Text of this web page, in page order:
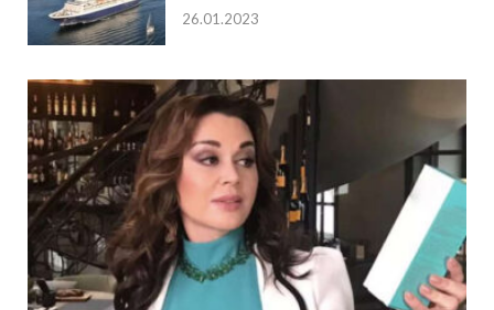
26.01.2023